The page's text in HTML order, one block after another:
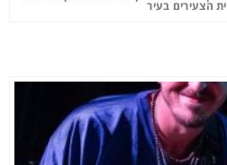
הצעירים בעיר